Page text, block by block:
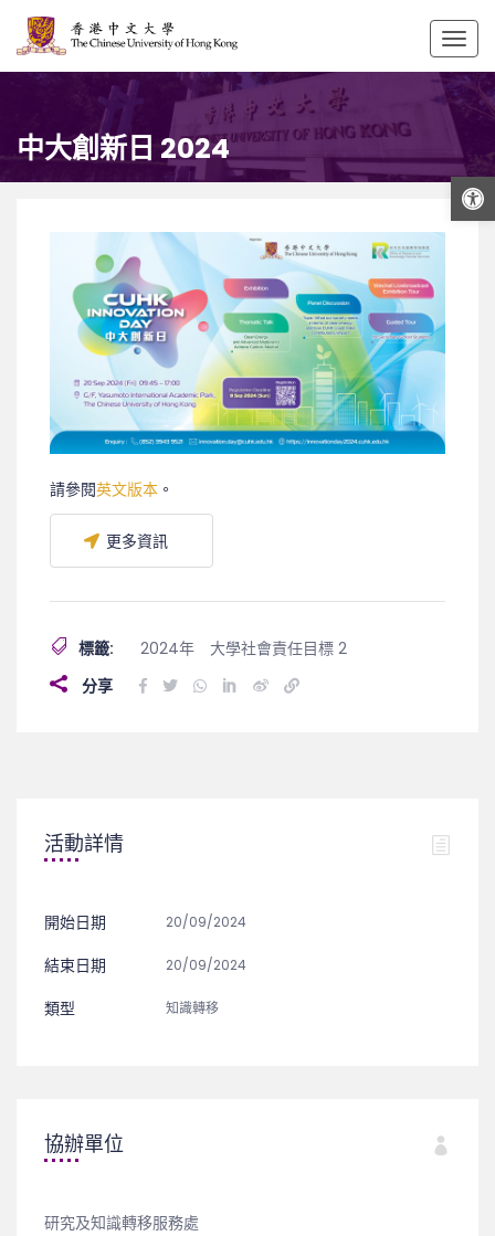
打開工具欄
中大創新日 2024
請參閱英文版本 。
更多資訊
標籤: 2024年
大學社會責任目標 2
分享
活動詳情
開始日期 20/09/2024
結束日期 20/09/2024
類型 知識轉移
協辦單位
研究及知識轉移服務處